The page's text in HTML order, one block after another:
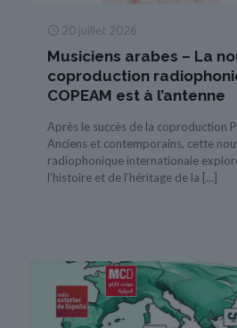
20 juillet 2026
Musiciens arabes – La
coproduction
COPEAM est à l’antenne
Après le succès de la coproduction
Anciens et contemporains, cette
radiophonique internationale
l’histoire et de l’héritage de la […]